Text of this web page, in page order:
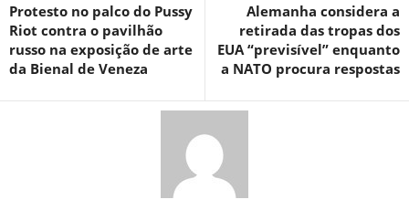
Protesto no palco do Pussy
Riot contra o pavilhão
russo na exposição de arte
da Bienal de Veneza
Alemanha considera a
retirada das tropas dos
EUA “previsível” enquanto
a NATO procura respostas